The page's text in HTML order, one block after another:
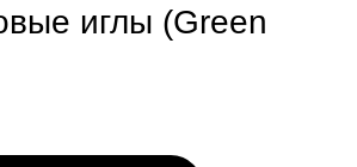
иглы (Green